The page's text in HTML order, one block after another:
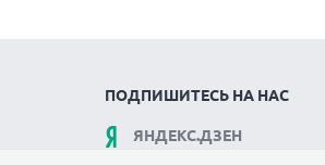
ПОДПИШИТЕСЬ НА НАС
ЯНДЕКС.ДЗЕН